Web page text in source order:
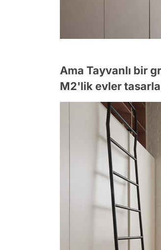
Ama Tayvanlı bir
M2'lik evler